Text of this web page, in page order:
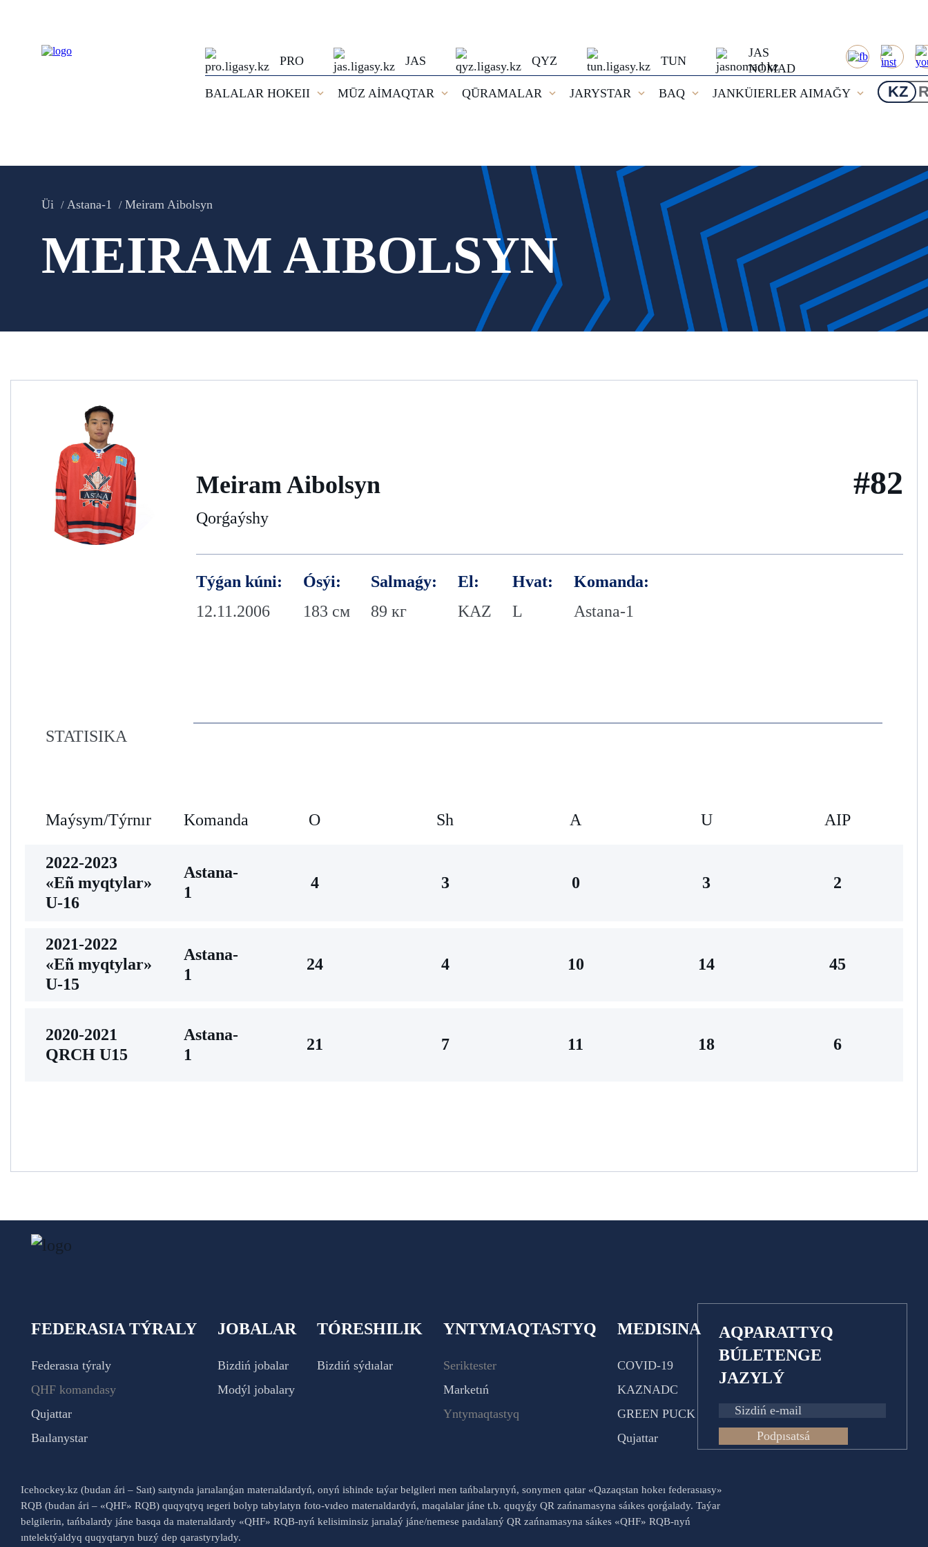
PRO JAS QYZ TUN
JAS
NOMAD
BALALAR HOKEII
MŪZ AİMAQTAR QŪRAMALAR JARYSTAR BAQ JANKÜIERLER AIMAĞY KZ
Üi Astana-1 Meiram Aibolsyn
MEIRAM AIBOLSYN
Meiram Aibolsyn
Qorǵaýshy
#82
Týǵan kúni:
12.11.2006
Ósýi:
183 см
Salmaǵy:
89 кг
El:
KAZ
Hvat:
L
Komanda:
Astana-1
STATISIKA
Maýsym/Týrnır Komanda O Sh А U AIP
2022-2023
«Eñ myqtylar»
U-16
Astana-
1
4 3 0 3 2
2021-2022
«Eñ myqtylar»
U-15
Astana-
1
24 4 10 14 45
2020-2021
QRCH U15
Astana-
1
21 7 11 18 6
FEDERASIA TÝRALY
Federasıa týraly
QHF komandasy
Qujattar
Baılanystar
JOBALAR
Bizdiń jobalar
Modýl jobalary
TÓRESHILIK
Bizdiń sýdıalar
YNTYMAQTASTYQ
Seriktester
Marketıń
Yntymaqtastyq
MEDISINA
COVID-19
KAZNADC
GREEN PUCK
Qujattar
AQPARATTYQ
BÚLETENGE
JAZYLÝ
Podpısatsá
Icehockey.kz (budan ári – Saıt) saıtynda jarıalanǵan materıaldardyń, onyń ishinde taýar belgileri men tańbalarynyń, sonymen qatar «Qazaqstan hokeı federasıasy»
RQB (budan ári – «QHF» RQB) quqyqtyq ıegeri bolyp tabylatyn foto-vıdeo materıaldardyń, maqalalar jáne t.b. quqyǵy QR zańnamasyna sáıkes qorǵalady. Taýar
belgilerin, tańbalardy jáne basqa da materıaldardy «QHF» RQB-nyń kelisiminsiz jarıalaý jáne/nemese paıdalaný QR zańnamasyna sáıkes «QHF» RQB-nyń
ıntelektýaldyq quqyqtaryn buzý dep qarastyrylady.